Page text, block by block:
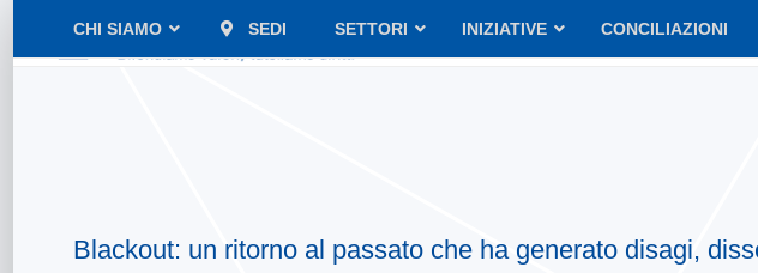
CHI SIAMO SEDI SETTORI INIZIATIVE CONCILIAZIONI
Blackout: un ritorno al passato che ha generato disagi,